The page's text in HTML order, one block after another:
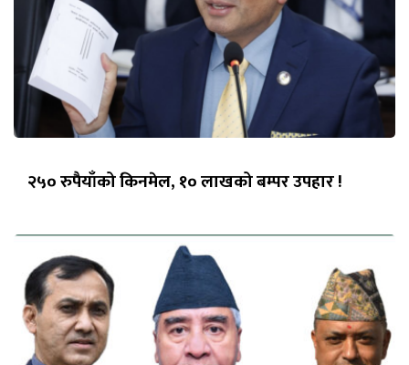
२५० रुपैयाँको किनमेल, १० लाखको बम्पर उपहार !